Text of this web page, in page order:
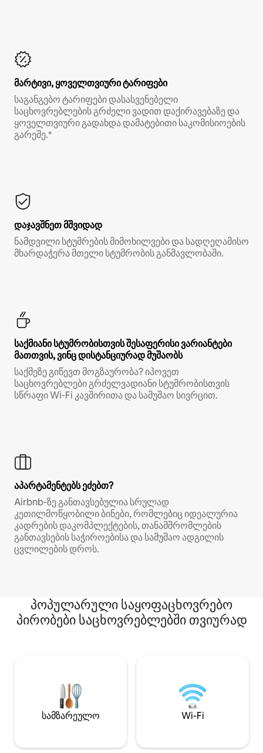
მარტივი, ყოველთვიური ტარიფები
საგანგებო ტარიფები დასასვენებელი
საცხოვრებლების გრძელი ვადით დაქირავებაზე და
ყოველთვიური გადახდა დამატებითი საკომისიოების
გარეშე.*
დაჯავშნეთ მშვიდად
ნამდვილი სტუმრების მიმოხილვები და სადღეღამისო
მხარდაჭერა მთელი სტუმრობის განმავლობაში.
საქმიანი სტუმრობისთვის შესაფერისი ვარიანტები
მათთვის, ვინც დისტანციურად მუშაობს
საქმეზე გიწევთ მოგზაურობა? იპოვეთ
საცხოვრებლები გრძელვადიანი სტუმრობისთვის
სწრაფი Wi‑Fi კავშირითა და სამუშაო სივრცით.
აპარტამენტებს ეძებთ?
Airbnb‑ზე განთავსებულია სრულად
კეთილმოწყობილი ბინები, რომლებიც იდეალურია
კადრების დაკომპლექტების, თანამშრომლების
განთავსების საჭიროებისა და სამუშაო ადგილის
ცვლილების დროს.
პოპულარული საყოფაცხოვრებო
პირობები საცხოვრებლებში თვიურად
სამზარეულო Wi-Fi